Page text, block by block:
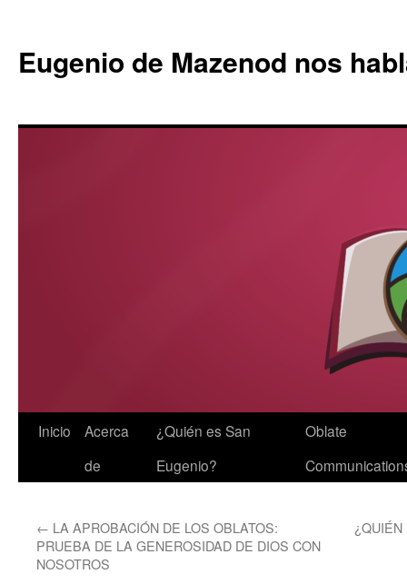
Eugenio de Mazenod nos
Saltar
Inicio
Acerca
de
¿Quién es San
Eugenio?
Oblate
← LA APROBACIÓN DE LOS OBLATOS:
PRUEBA DE LA GENEROSIDAD DE DIOS CON
NOSOTROS